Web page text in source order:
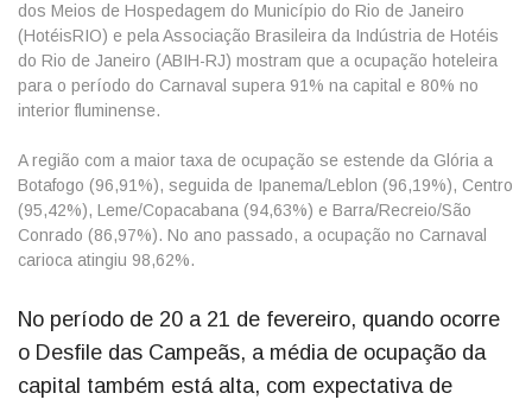
dos Meios de Hospedagem do Município do Rio de Janeiro
(HotéisRIO) e pela Associação Brasileira da Indústria de Hotéis
do Rio de Janeiro (ABIH-RJ) mostram que a ocupação hoteleira
para o período do Carnaval supera 91% na capital e 80% no
interior fluminense.
A região com a maior taxa de ocupação se estende da Glória a
Botafogo (96,91%), seguida de Ipanema/Leblon (96,19%), Centro
(95,42%), Leme/Copacabana (94,63%) e Barra/Recreio/São
Conrado (86,97%). No ano passado, a ocupação no Carnaval
carioca atingiu 98,62%.
No período de 20 a 21 de fevereiro, quando ocorre
o Desfile das Campeãs, a média de ocupação da
capital também está alta, com expectativa de